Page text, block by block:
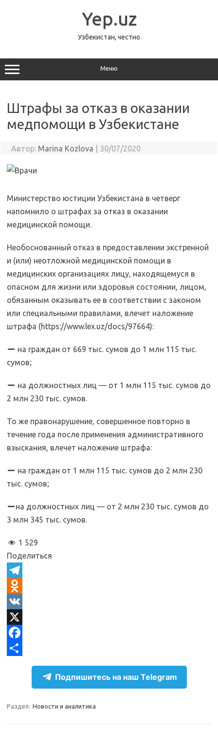
Yep.uz
Узбекистан, честно
Меню
Штрафы за отказ в оказании
медпомощи в Узбекистане
Автор: Marina Kozlova 30/07/2020
Министерство юстиции Узбекистана в четверг
напомнило о штрафах за отказ в оказании
медицинской помощи.
Необоснованный отказ в предоставлении экстренной
и (или) неотложной медицинской помощи в
медицинских организациях лицу, находящемуся в
опасном для жизни или здоровья состоянии, лицом,
обязанным оказывать ее в соответствии с законом
или специальными правилами, влечет наложение
штрафа (https://www.lex.uz/docs/97664):
на граждан от 669 тыс. сумов до 1 млн 115 тыс.
сумов;
на должностных лиц — от 1 млн 115 тыс. сумов до
2 млн 230 тыс. сумов.
То же правонарушение, совершенное повторно в
течение года после применения административного
взыскания, влечет наложение штрафа:
на граждан от 1 млн 115 тыс. сумов до 2 млн 230
тыс. сумов;
на должностных лиц — от 2 млн 230 тыс. сумов до
3 млн 345 тыс. сумов.
1 529
Поделиться
T
e
e
g
O
d
n
o
s
V
KX
F
bр
Подпишитесь на наш Telegram
Раздел: Новости и аналитика